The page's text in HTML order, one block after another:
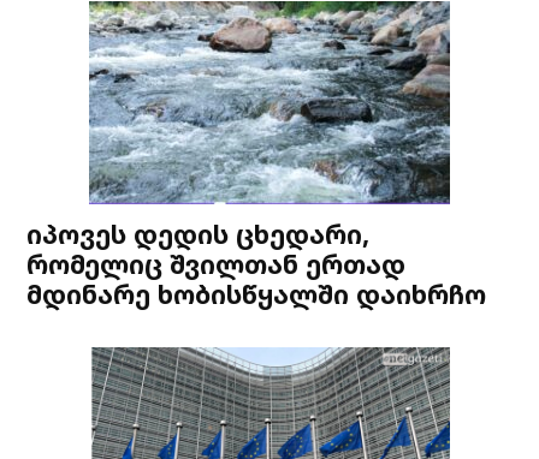
იპოვეს დედის ცხედარი,
რომელიც შვილთან ერთად
მდინარე ხობისწყალში დაიხრჩო